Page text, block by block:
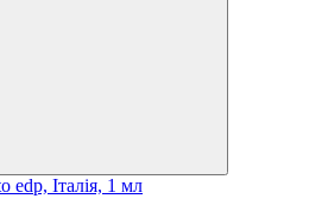
edp, Італія, 1 мл